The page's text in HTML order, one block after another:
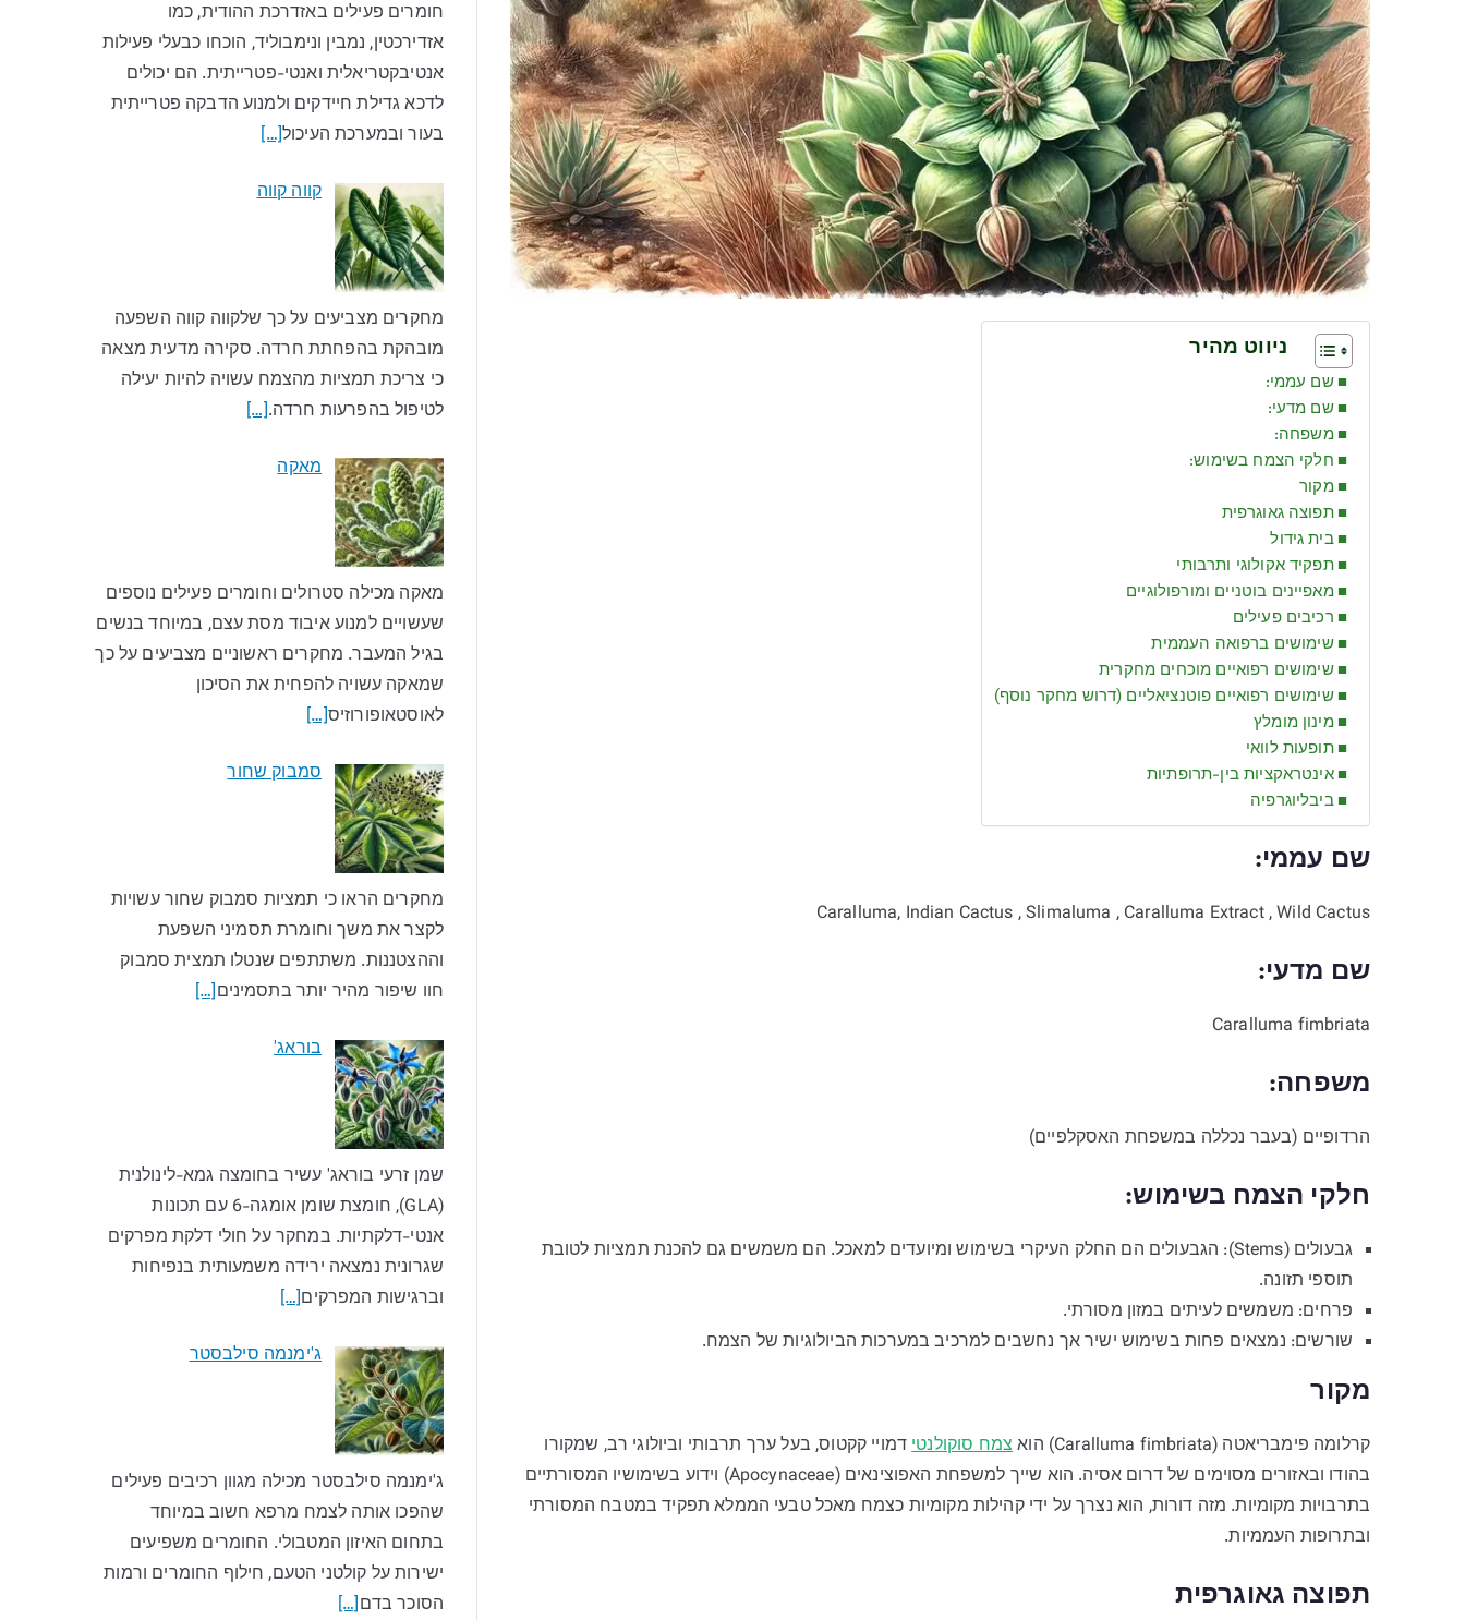
ניווט מהיר
שם עממי:
שם מדעי:
משפחה:
חלקי הצמח בשימוש:
מקור
תפוצה גאוגרפית
בית גידול
תפקיד אקולוגי ותרבותי
מאפיינים בוטניים ומורפולוגיים
רכיבים פעילים
שימושים ברפואה העממית
שימושים רפואיים מוכחים מחקרית
שימושים רפואיים פוטנציאליים (דרוש מחקר נוסף)
מינון מומלץ
תופעות לוואי
אינטראקציות בין-תרופתיות
ביבליוגרפיה
שם עממי:
Caralluma, Indian Cactus , Slimaluma , Caralluma Extract , Wild Cactus
שם מדעי:
Caralluma fimbriata
משפחה:
הרדופיים (בעבר נכללה במשפחת האסקלפיים)
חלקי הצמח בשימוש:
גבעולים (Stems): הגבעולים הם החלק העיקרי בשימוש ומיועדים למאכל. הם משמשים גם להכנת תמציות לטובת
תוספי תזונה.
פרחים: משמשים לעיתים במזון מסורתי.
שורשים: נמצאים פחות בשימוש ישיר אך נחשבים למרכיב במערכות הביולוגיות של הצמח.
מקור
קרלומה פימבריאטה (Caralluma fimbriata) הוא צמח סוקולנטידמויי קקטוס, בעל ערך תרבותי וביולוגי רב, שמקורו
בהודו ובאזורים מסוימים של דרום אסיה. הוא שייך למשפחת האפוצינאים (Apocynaceae) וידוע בשימושיו המסורתיים
בתרבויות מקומיות. מזה דורות, הוא נצרך על ידי קהילות מקומיות כצמח מאכל טבעי הממלא תפקיד במטבח המסורתי
ובתרופות העממיות.
תפוצה גאוגרפית
חומרים פעילים באזדרכת ההודית, כמו
אזדירכטין, נמבין ונימבוליד, הוכחו כבעלי פעילות
אנטיבקטריאלית ואנטי-פטרייתית. הם יכולים
לדכא גדילת חיידקים ולמנוע הדבקה פטרייתית
בעור ובמערכת העיכול[…]
קווה קווה
מחקרים מצביעים על כך שלקווה קווה השפעה
מובהקת בהפחתת חרדה. סקירה מדעית מצאה
כי צריכת תמציות מהצמח עשויה להיות יעילה
לטיפול בהפרעות חרדה.[…]
מאקה
מאקה מכילה סטרולים וחומרים פעילים נוספים
שעשויים למנוע איבוד מסת עצם, במיוחד בנשים
בגיל המעבר. מחקרים ראשוניים מצביעים על כך
שמאקה עשויה להפחית את הסיכון
לאוסטאופורוזיס[…]
סמבוק שחור
מחקרים הראו כי תמציות סמבוק שחור עשויות
לקצר את משך וחומרת תסמיני השפעת
וההצטננות. משתתפים שנטלו תמצית סמבוק
חוו שיפור מהיר יותר בתסמינים[…]
בוראג'
שמן זרעי בוראג' עשיר בחומצה גמא-לינולנית
(GLA), חומצת שומן אומגה-6 עם תכונות
אנטי-דלקתיות. במחקר על חולי דלקת מפרקים
שגרונית נמצאה ירידה משמעותית בנפיחות
וברגישות המפרקים[…]
ג'ימנמה סילבסטר
ג'ימנמה סילבסטר מכילה מגוון רכיבים פעילים
שהפכו אותה לצמח מרפא חשוב במיוחד
בתחום האיזון המטבולי. החומרים משפיעים
ישירות על קולטני הטעם, חילוף החומרים ורמות
הסוכר בדם[…]